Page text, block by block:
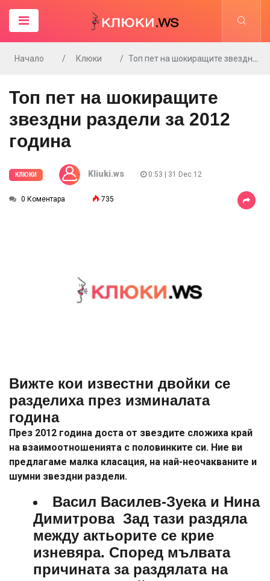
Начало Клюки Топ пет на шокиращите звездни раздели за 2012 година
Топ пет на шокиращите
звездни раздели за 2012
година
КЛЮКИ Kliuki.ws 0:53 | 31 Dec 12
0 Коментара 735
Вижте кои известни двойки се
разделиха през изминалата
година
През 2012 година доста от звездите сложиха край
на взаимоотношенията с половинките си. Ние ви
предлагаме малка класация, на най-неочакваните и
шумни звездни раздели.
Васил Василев-Зуека и Нина
ДимитроваЗад тази раздяла
между актьорите се крие
изневяра. Според мълвата
причината за раздялата на